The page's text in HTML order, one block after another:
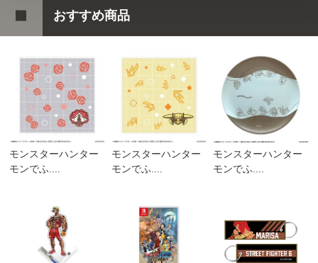
おすすめ商品
モンスターハンター
モンでふ....
モンスターハンター
モンでふ....
モンスターハンター
モンでふ....